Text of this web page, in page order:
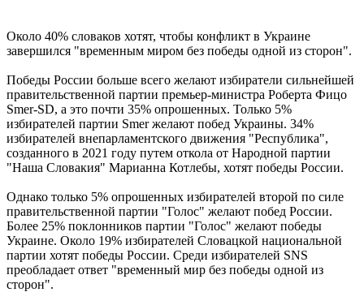
Около 40% словаков хотят, чтобы конфликт в Украине
завершился "временным миром без победы одной из сторон".
Победы России больше всего желают избиратели сильнейшей
правительственной партии премьер-министра Роберта Фицо
Smer-SD, а это почти 35% опрошенных. Только 5%
избирателей партии Smer желают побед Украины. 34%
избирателей внепарламентского движения "Республика",
созданного в 2021 году путем откола от Народной партии
"Наша Словакия" Марианна Котлебы, хотят победы России.
Однако только 5% опрошенных избирателей второй по силе
правительственной партии "Голос" желают побед России.
Более 25% поклонников партии "Голос" желают победы
Украине. Около 19% избирателей Словацкой национальной
партии хотят победы России. Среди избирателей SNS
преобладает ответ "временный мир без победы одной из
сторон".